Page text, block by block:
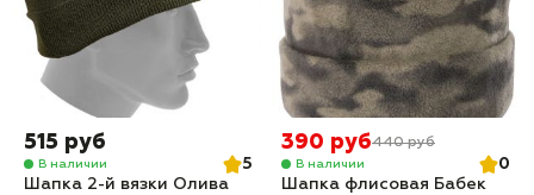
515 руб
В наличии
5
Шапка 2-й вязки Олива
390 руб440 руб
В наличии
0
Шапка флисовая Бабек